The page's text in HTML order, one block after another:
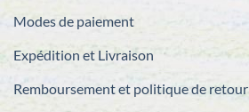
Modes de paiement
Expédition et Livraison
Remboursement et politique de retour